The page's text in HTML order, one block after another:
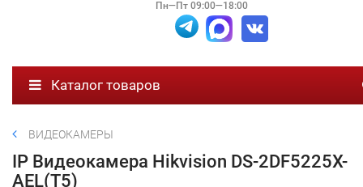
Пн—Пт 09:00—18:00
Каталог товаров
ВИДЕОКАМЕРЫ
IP Видеокамера Hikvision DS-2DF5225X-
AEL(T5)